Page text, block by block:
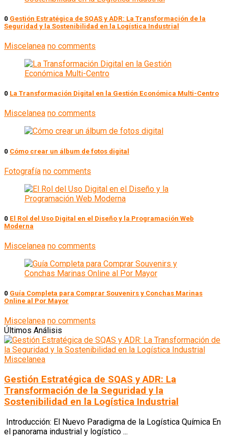
0 Gestión Estratégica de SQAS y ADR: La Transformación de la
Seguridad y la Sostenibilidad en la Logística Industrial
Miscelanea no comments
0 La Transformación Digital en la Gestión Económica Multi-Centro
Miscelanea no comments
0 Cómo crear un álbum de fotos digital
Fotografía no comments
0 El Rol del Uso Digital en el Diseño y la Programación Web
Moderna
Miscelanea no comments
0 Guía Completa para Comprar Souvenirs y Conchas Marinas
Online al Por Mayor
Miscelanea no comments
Últimos Análisis
Miscelanea
Gestión Estratégica de SQAS y ADR: La
Transformación de la Seguridad y la
Sostenibilidad en la Logística Industrial
Introducción: El Nuevo Paradigma de la Logística Química En
el panorama industrial y logístico ...